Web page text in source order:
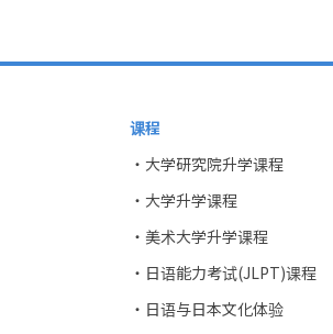
课程
・大学研究院升学课程
・大学升学课程
・美术大学升学课程
・日语能力考试(JLPT)课程
・日语与日本文化体验